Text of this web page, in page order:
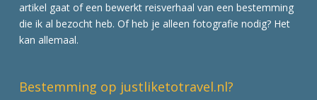
artikel gaat of een bewerkt reisverhaal van een bestemming
die ik al bezocht heb. Of heb je alleen fotografie nodig? Het
kan allemaal.
Bestemming op justliketotravel.nl?